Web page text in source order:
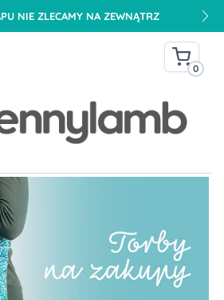
NIE ZLECAMY NA ZEWNĄTRZ
0